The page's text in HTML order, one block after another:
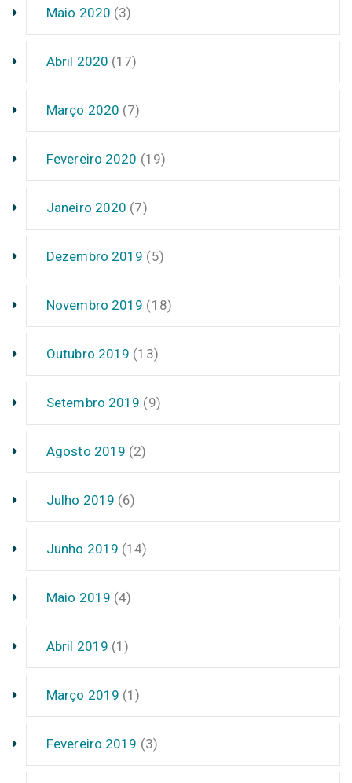
Maio 2020 (3)
Abril 2020 (17)
Março 2020 (7)
Fevereiro 2020 (19)
Janeiro 2020 (7)
Dezembro 2019 (5)
Novembro 2019 (18)
Outubro 2019 (13)
Setembro 2019 (9)
Agosto 2019 (2)
Julho 2019 (6)
Junho 2019 (14)
Maio 2019 (4)
Abril 2019 (1)
Março 2019 (1)
Fevereiro 2019 (3)